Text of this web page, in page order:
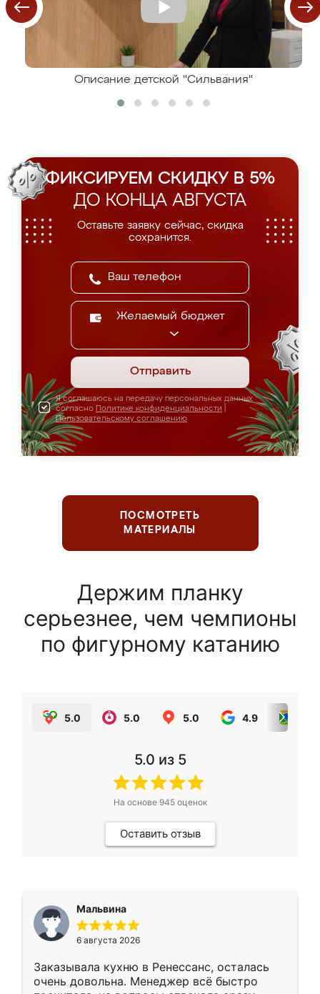
Описание детской "Сильвания"
ФИКСИРУЕМ СКИДКУ В 5%
ДО КОНЦА АВГУСТА
Оставьте заявку сейчас, скидка
сохранится.
Желаемый бюджет
Отправить
Я соглашаюсь на передачу персональных данных
согласно Политике конфиденциальности
Пользовательскому соглашению
ПОСМОТРЕТЬ
МАТЕРИАЛЫ
Держим планку
серьезнее, чем чемпионы
по фигурному катанию
5.0 5.0 5.0 4.9
5.0 из 5
На основе 945оценок
Оставить отзыв
Мальвина
6 августа 2026
Заказывала кухню в Ренессанс, осталась
очень довольна. Менеджер всё быстро